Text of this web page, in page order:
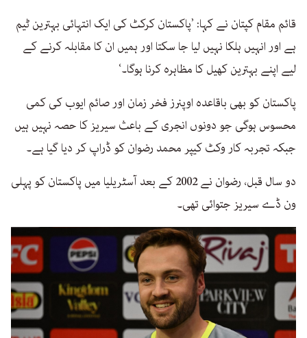
قائم مقام کپتان نے کہا: ’پاکستان کرکٹ کی ایک انتہائی بہترین ٹیم
ہے اور انہیں ہلکا نہیں لیا جا سکتا اور ہمیں ان کا مقابلہ کرنے کے
لیے اپنے بہترین کھیل کا مظاہرہ کرنا ہوگا۔‘
پاکستان کو بھی باقاعدہ اوپنرز فخر زمان اور صائم ایوب کی کمی
محسوس ہوگی جو دونوں انجری کے باعث سیریز کا حصہ نہیں ہیں
جبکہ تجربہ کار وکٹ کیپر محمد رضوان کو ڈراپ کر دیا گیا ہے۔
دو سال قبل، رضوان نے 2002 کے بعد آسٹریلیا میں پاکستان کو پہلی
ون ڈے سیریز جتوائی تھی۔